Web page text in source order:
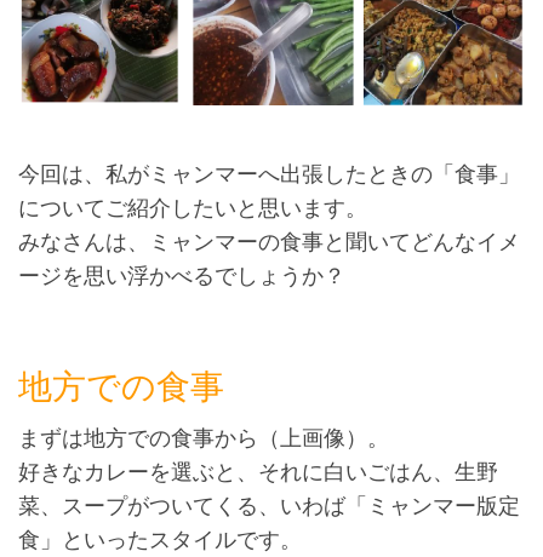
今回は、私がミャンマーへ出張したときの「食事」
についてご紹介したいと思います。
みなさんは、ミャンマーの食事と聞いてどんなイメ
ージを思い浮かべるでしょうか？
地方での食事
まずは地方での食事から（上画像）。
好きなカレーを選ぶと、それに白いごはん、生野
菜、スープがついてくる、いわば「ミャンマー版定
食」といったスタイルです。